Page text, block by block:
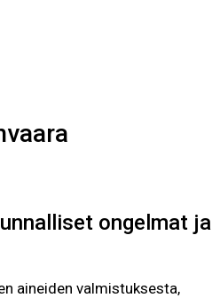
ongelmat ja
aineiden valmistuksesta,